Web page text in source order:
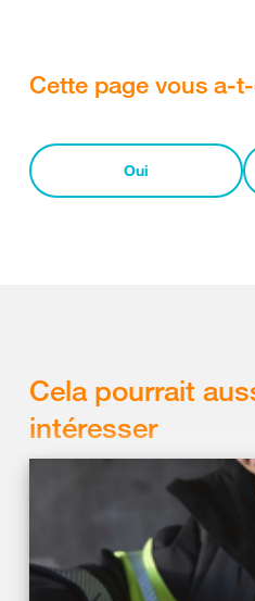
Cette page vous a-
Oui
Cela pourrait
intéresser